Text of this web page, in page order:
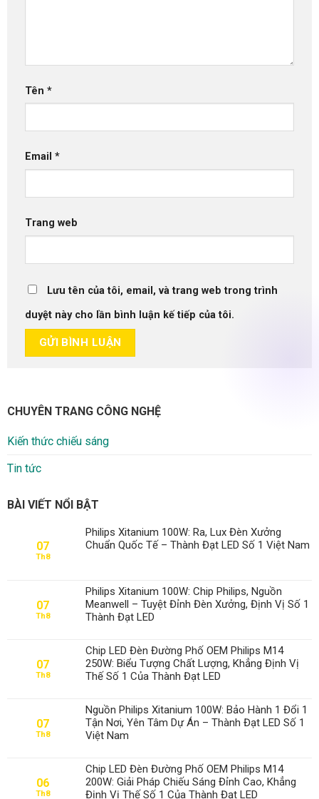
Tên *
Email *
Trang web
Lưu tên của tôi, email, và trang web trong trình
duyệt này cho lần bình luận kế tiếp của tôi.
CHUYÊN TRANG CÔNG NGHỆ
Kiến thức chiếu sáng
Tin tức
BÀI VIẾT NỔI BẬT
07
Th8
Philips Xitanium 100W: Ra, Lux Đèn Xưởng
Chuẩn Quốc Tế – Thành Đạt LED Số 1 Việt Nam
07
Th8
Philips Xitanium 100W: Chip Philips, Nguồn
Meanwell – Tuyệt Đỉnh Đèn Xưởng, Định Vị Số 1
Thành Đạt LED
07
Th8
Chip LED Đèn Đường Phố OEM Philips M14
250W: Biểu Tượng Chất Lượng, Khẳng Định Vị
Thế Số 1 Của Thành Đạt LED
07
Th8
Nguồn Philips Xitanium 100W: Bảo Hành 1 Đổi 1
Tận Nơi, Yên Tâm Dự Án – Thành Đạt LED Số 1
Việt Nam
06
Th8
Chip LED Đèn Đường Phố OEM Philips M14
200W: Giải Pháp Chiếu Sáng Đỉnh Cao, Khẳng
Định Vị Thế Số 1 Của Thành Đạt LED